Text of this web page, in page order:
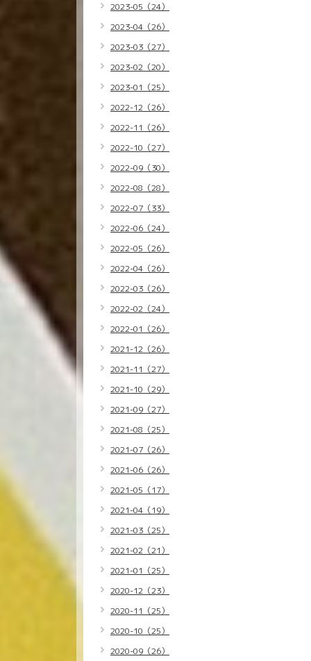
2023-05（24）
2023-04（26）
2023-03（27）
2023-02（20）
2023-01（25）
2022-12（26）
2022-11（26）
2022-10（27）
2022-09（30）
2022-08（28）
2022-07（33）
2022-06（24）
2022-05（26）
2022-04（26）
2022-03（26）
2022-02（24）
2022-01（26）
2021-12（26）
2021-11（27）
2021-10（29）
2021-09（27）
2021-08（25）
2021-07（26）
2021-06（26）
2021-05（17）
2021-04（19）
2021-03（25）
2021-02（21）
2021-01（25）
2020-12（23）
2020-11（25）
2020-10（25）
2020-09（26）